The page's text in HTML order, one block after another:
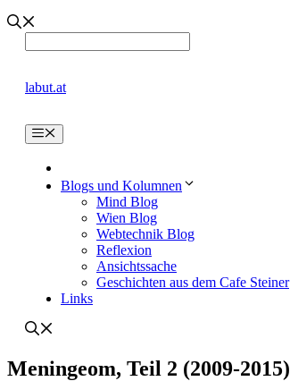
labut.at
Menü
Blogs und Kolumnen
Mind Blog
Wien Blog
Webtechnik Blog
Reflexion
Ansichtssache
Geschichten aus dem Cafe Steiner
Links
Meningeom, Teil 2 (2009-2015)